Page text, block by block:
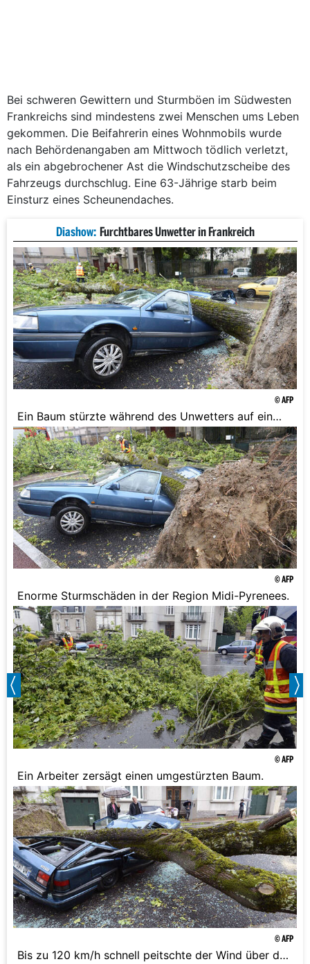
Bei schweren Gewittern und Sturmböen im Südwesten
Frankreichs sind mindestens zwei Menschen ums Leben
gekommen. Die Beifahrerin eines Wohnmobils wurde
nach Behördenangaben am Mittwoch tödlich verletzt,
als ein abgebrochener Ast die Windschutzscheibe des
Fahrzeugs durchschlug. Eine 63-Jährige starb beim
Einsturz eines Scheunendaches.
Diashow: Furchtbares Unwetter in Frankreich
© AFP
Ein Baum stürzte während des Unwetters auf ein
Auto.
© AFP
Enorme Sturmschäden in der Region Midi-Pyrenees.
© AFP
Ein Arbeiter zersägt einen umgestürzten Baum.
© AFP
Bis zu 120 km/h schnell peitschte der Wind über das